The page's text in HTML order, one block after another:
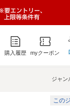
購入履歴 myクーポン
ジャン
この